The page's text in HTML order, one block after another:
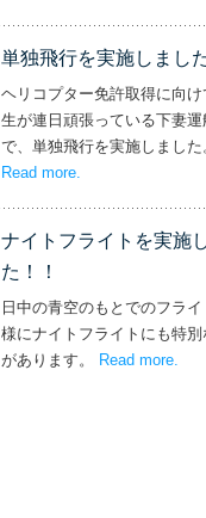
単独飛行を実施しまし
ヘリコプター免許取得に向け
生が連日頑張っている下妻運
で、単独飛行を実施しました
Read more
ナイトフライトを実施
た！！
日中の青空のもとでのフライ
様にナイトフライトにも特別
があります。
Read more– ‘
.